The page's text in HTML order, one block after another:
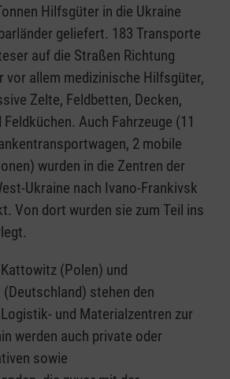
Hilfsgüter in die Ukraine
geliefert. 183 Transporte
auf die Straßen Richtung
vor allem medizinische Hilfsgüter,
Zelte, Feldbetten, Decken,
Auch Fahrzeuge (11
2 mobile
wurden in die Zentren der
Ukraine nach Ivano-Frankivsk
Von dort wurden sie zum Teil ins
(Polen) und
stehen den
und Materialzentren zur
werden auch private oder
sowie